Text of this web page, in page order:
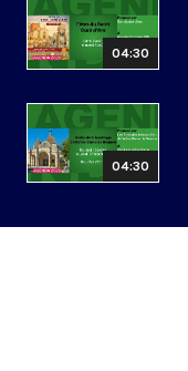
04:30
04:30